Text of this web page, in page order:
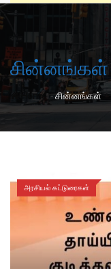
சின்னங்கள்
Home-சின்னங்கள்
அரசியல் கட்டுரைகள்